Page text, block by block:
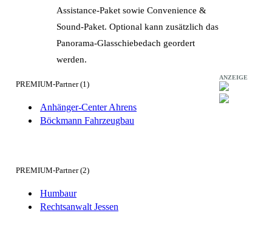
Assistance-Paket sowie Convenience &
Sound-Paket. Optional kann zusätzlich das
Panorama-Glasschiebedach geordert
werden.
ANZEIGE
PREMIUM-Partner (1)
Anhänger-Center Ahrens
Böckmann Fahrzeugbau
PREMIUM-Partner (2)
Humbaur
Rechtsanwalt Jessen